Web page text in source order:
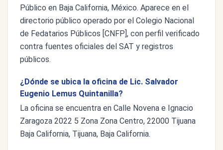
Público en Baja California, México. Aparece en el
directorio público operado por el Colegio Nacional
de Fedatarios Públicos [CNFP], con perfil verificado
contra fuentes oficiales del SAT y registros
públicos.
¿Dónde se ubica la oficina de Lic. Salvador
Eugenio Lemus Quintanilla?
La oficina se encuentra en Calle Novena e Ignacio
Zaragoza 2022 5 Zona Zona Centro, 22000 Tijuana
Baja California, Tijuana, Baja California.